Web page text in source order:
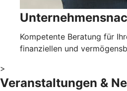
Kompetente Beratung für
finanziellen und
>
Veranstaltungen &